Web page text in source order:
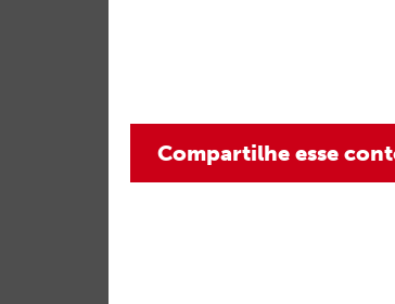
Compartilhe esse